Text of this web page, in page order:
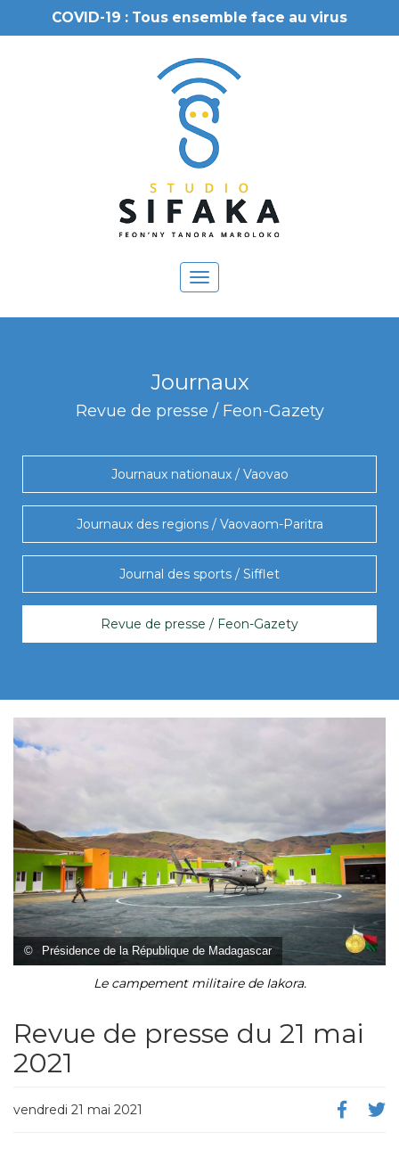
COVID-19 : Tous ensemble face au virus
Toggle
navigation
Journaux
Revue de presse / Feon-Gazety
Journaux nationaux / Vaovao
Journaux des regions / Vaovaom-Paritra
Journal des sports / Sifflet
Revue de presse / Feon-Gazety
© Présidence de la République de Madagascar
Le campement militaire de Iakora.
Revue de presse du 21 mai
2021
vendredi 21 mai 2021